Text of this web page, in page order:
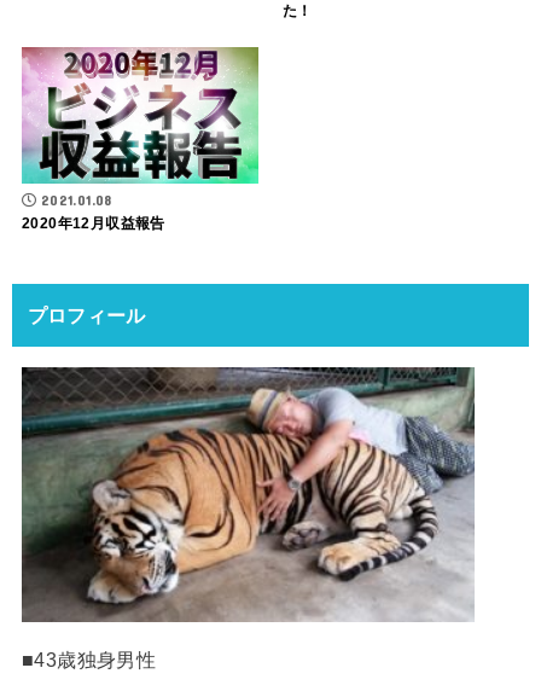
た！
2021.01.08
2020年12月収益報告
プロフィール
■43歳独身男性